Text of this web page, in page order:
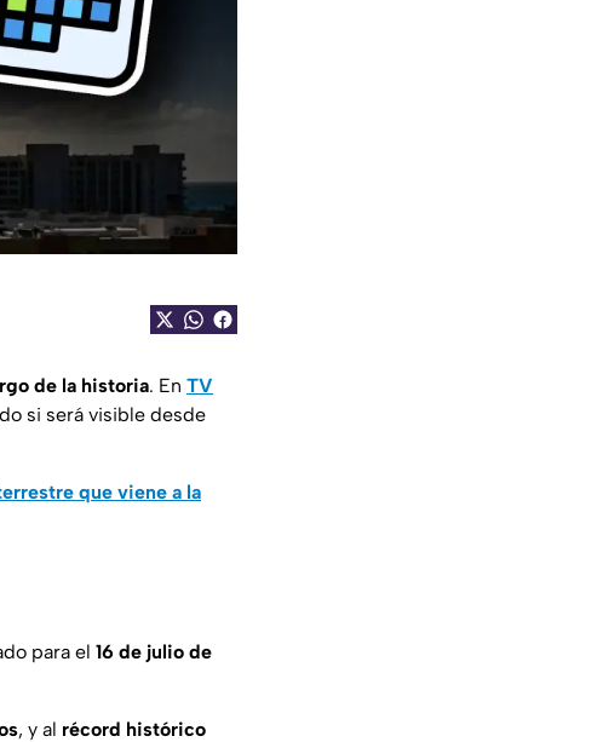
de la historia. En TV
si será visible desde
que viene a la
para el 16 de julio de
, y al récord histórico